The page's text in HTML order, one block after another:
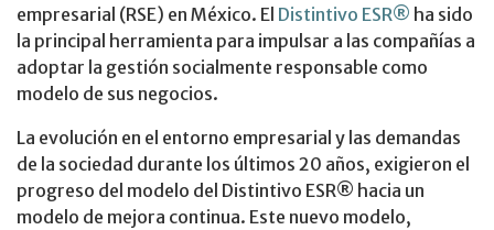
empresarial (RSE) en México. El Distintivo ESR® ha sido
la principal herramienta para impulsar a las compañías a
adoptar la gestión socialmente responsable como
modelo de sus negocios.
La evolución en el entorno empresarial y las demandas
de la sociedad durante los últimos 20 años, exigieron el
progreso del modelo del Distintivo ESR® hacia un
modelo de mejora continua. Este nuevo modelo,